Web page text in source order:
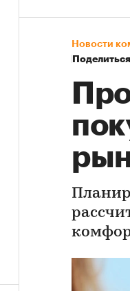
Новости
Поделиться